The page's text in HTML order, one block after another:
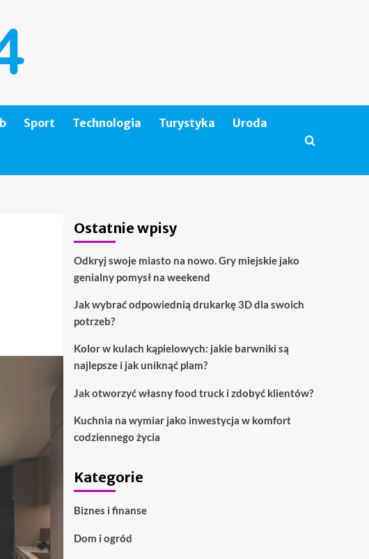
Sport Technologia Turystyka Uroda
Ostatnie wpisy
Odkryj swoje miasto na nowo. Gry miejskie jako
genialny pomysł na weekend
Jak wybrać odpowiednią drukarkę 3D dla swoich
potrzeb?
Kolor w kulach kąpielowych: jakie barwniki są
najlepsze i jak uniknąć plam?
Jak otworzyć własny food truck i zdobyć klientów?
Kuchnia na wymiar jako inwestycja w komfort
codziennego życia
Kategorie
Biznes i finanse
Dom i ogród